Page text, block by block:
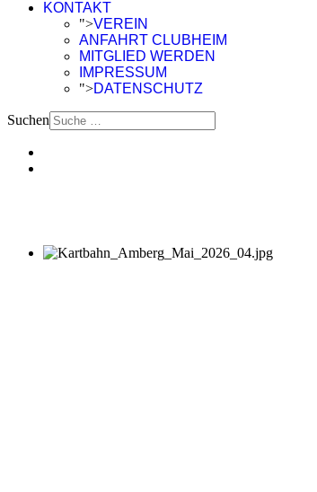
KONTAKT
">VEREIN
ANFAHRT CLUBHEIM
MITGLIED WERDEN
IMPRESSUM
">DATENSCHUTZ
Suchen